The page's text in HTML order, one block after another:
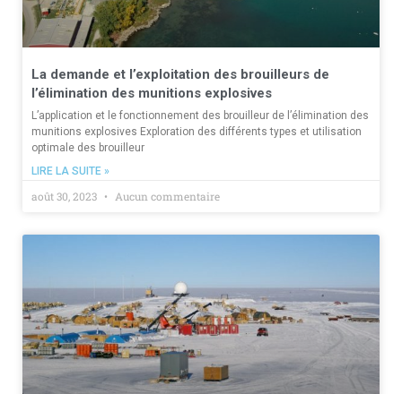
La demande et l’exploitation des brouilleurs de
l’élimination des munitions explosives
L’application et le fonctionnement des brouilleur de l’élimination des
munitions explosives Exploration des différents types et utilisation
optimale des brouilleur
LIRE LA SUITE »
août 30, 2023 Aucun commentaire